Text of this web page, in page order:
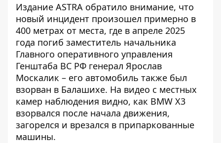
Издание ASTRA обратило внимание, что
новый инцидент произошел примерно в
400 метрах от места, где в апреле 2025
года погиб заместитель начальника
Главного оперативного управления
Генштаба ВС РФ генерал Ярослав
Москалик – его автомобиль также был
взорван в Балашихе. На видео с местных
камер наблюдения видно, как BMW X3
взорвался после начала движения,
загорелся и врезался в припаркованные
машины.